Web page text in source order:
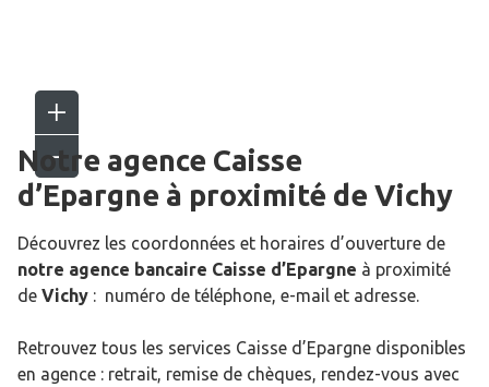
Notre agence Caisse
d’Epargne à proximité de Vichy
Découvrez les coordonnées et horaires d’ouverture de
notre agence bancaire Caisse d’Epargne à proximité
de Vichy : numéro de téléphone, e-mail et adresse.
Retrouvez tous les services Caisse d’Epargne disponibles
en agence : retrait, remise de chèques, rendez-vous avec